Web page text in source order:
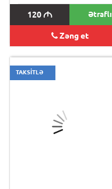
120M Ətraflı
Zəng et
TAKSİTLƏ